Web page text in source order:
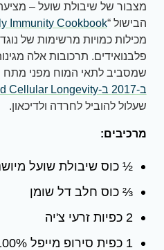
מצבור של שיבולת שועל –
הבישול “Immunity Cookbook
מכילות כמויות מרשימות של
פלבנואידים. תרכובות אלה
שמסביב לתאי המוח מפני מתח
ב-2017 ב-Oxidate Medicine and Cellular Longevity
שעלול להוביל לחרדה ולדיכאון.
מרכיבים:
½ כוס שיבולת שועל
⅔ כוס חלב דל שומן
2 כפיות זרעי צ'יה
1 כפית סירופ מייפל 100%